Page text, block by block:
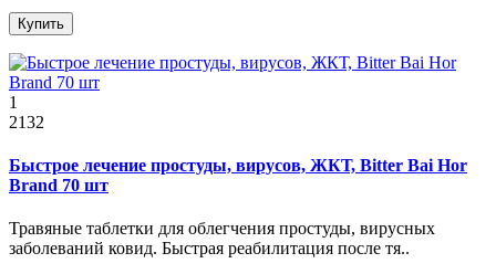
Купить
1
2132
Быстрое лечение простуды, вирусов, ЖКТ, Bitter Bai Hor
Brand 70 шт
Травяные таблетки для облегчения простуды, вирусных
заболеваний ковид. Быстрая реабилитация после тя..